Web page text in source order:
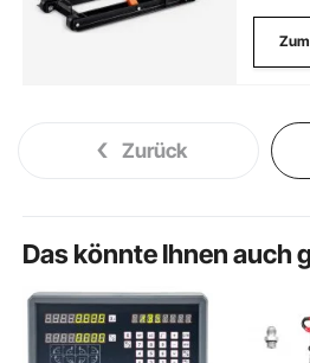
Zurück
Das könnte Ihnen auch